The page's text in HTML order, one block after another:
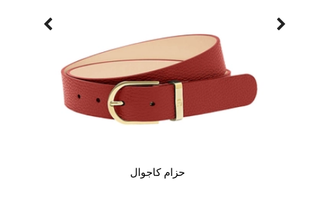
حزام كاجوال